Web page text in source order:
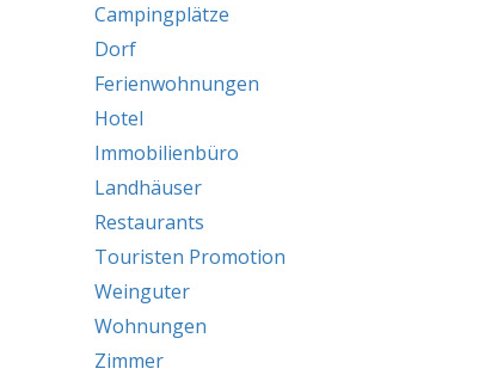
Campingplätze
Dorf
Ferienwohnungen
Hotel
Immobilienbüro
Landhäuser
Restaurants
Touristen Promotion
Weinguter
Wohnungen
Zimmer